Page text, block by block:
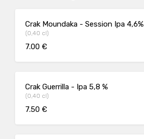
Crak Moundaka - Session Ipa 4,6%
(0,40 cl)
7.00 €
Crak Guerrilla - Ipa 5,8 %
(0,40 cl)
7.50 €